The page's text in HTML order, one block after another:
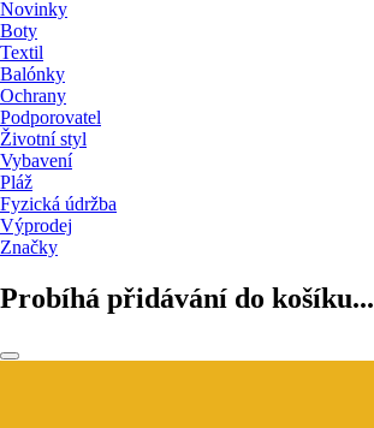
Novinky
Boty
Textil
Balónky
Ochrany
Podporovatel
Životní styl
Vybavení
Pláž
Fyzická údržba
Výprodej
Značky
Probíhá přidávání do košíku...